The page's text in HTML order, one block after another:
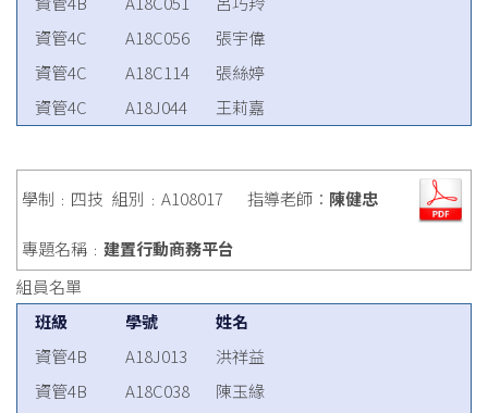
資管4C
A18C056
張宇偉
資管4C
A18C114
張絲婷
資管4C
A18J044 王莉嘉
學制﹕四技 組別﹕A108017 指導老師： 陳健忠
專題名稱﹕ 建置行動商務平台
組員名單
班級
學號
姓名
資管4B
A18J013
洪祥益
資管4B
A18C038
陳玉緣